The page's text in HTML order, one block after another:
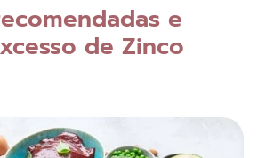
e
de Zinco